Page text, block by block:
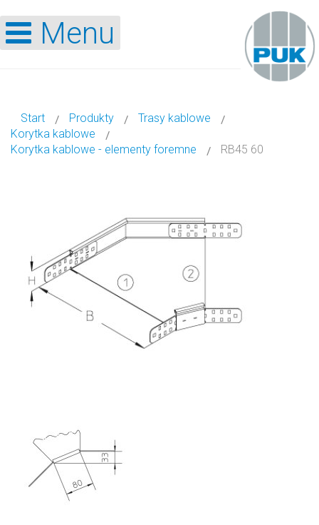
Menu
Start Produkty
Trasy kablowe
Korytka kablowe
Korytka kablowe - elementy foremne
RB45 60